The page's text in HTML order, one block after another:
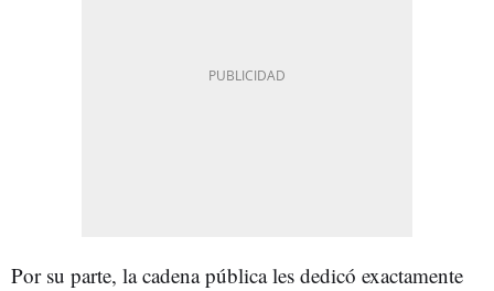
Por su parte, la cadena pública les dedicó exactamente